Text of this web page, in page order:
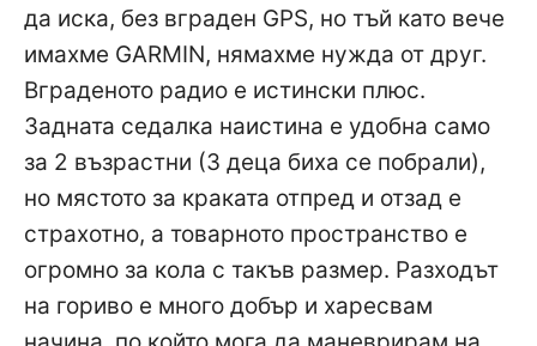
да иска, без вграден GPS, но тъй като вече
имахме GARMIN, нямахме нужда от друг.
Вграденото радио е истински плюс.
Задната седалка наистина е удобна само
за 2 възрастни (3 деца биха се побрали),
но мястото за краката отпред и отзад е
страхотно, а товарното пространство е
огромно за кола с такъв размер. Разходът
на гориво е много добър и харесвам